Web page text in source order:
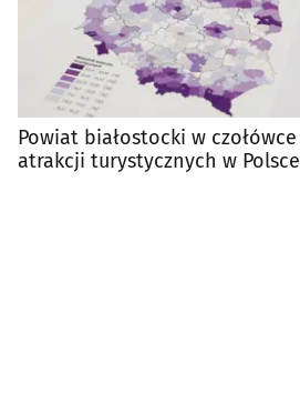
Powiat białostocki w czołówce
atrakcji turystycznych w Polsce